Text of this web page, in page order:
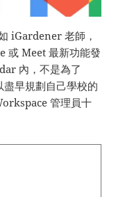
iGardener 老師，
或 Meet 最新功能發
內，不是為了
盡早規劃自己學校的
管理員十